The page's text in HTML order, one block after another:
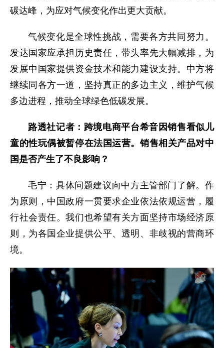
碳达峰，为应对气候变化作出更大贡献。
气候变化是全球性挑战，需要各方共同努力。
发达国家应承担历史责任，带头率先大幅减排，为
发展中国家提供资金技术和能力建设支持。中方将
继续同各方一道，坚持真正的多边主义，维护气候
多边进程，推动全球绿色低碳发展。
路透社记者：跨境电商平台希音因销售看似儿
童的性玩偶被暂停在法国运营。销售相关产品对中
国是否产生了不良影响？
毛宁：具体问题建议向中方主管部门了解。作
为原则，中国政府一贯要求企业依法依规运营，履
行社会责任。我们也希望有关方面坚持市场经济原
则，为各国企业提供公平、透明、非歧视的营商环
境。